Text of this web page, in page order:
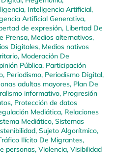
, Inteligencia Artificial,
Artificial Generativa,
de expresión, Libertad De
Prensa, Medios alternativos,
Digitales, Medios nativos
, Moderación De
Pública, Participación
, Periodismo, Periodismo Digital,
adultas mayores, Plan De
informativo, Progresión
, Protección de datos
Mediática, Relaciones
Mediático, Sistemas
, Sujeto Algorítmico,
Ilícito De Migrantes,
personas, Violencia, Visibilidad